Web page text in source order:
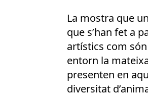
La mostra que
que s’han fet a
artístics com
entorn la
presenten en
diversitat